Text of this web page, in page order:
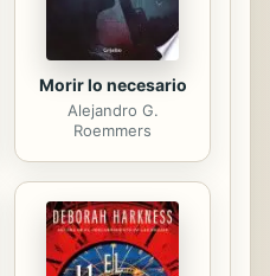
Morir lo necesario
Alejandro G.
Roemmers